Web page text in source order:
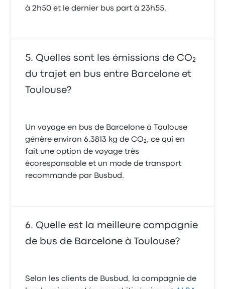
à 2h50 et le dernier bus part à 23h55.
Quelles sont les émissions de CO₂
du trajet en bus entre Barcelone et
Toulouse?
Un voyage en bus de Barcelone à Toulouse
génère environ 6.3813 kg de CO₂, ce qui en
fait une option de voyage très
écoresponsable et un mode de transport
recommandé par Busbud.
Quelle est la meilleure compagnie
de bus de Barcelone à Toulouse?
Selon les clients de Busbud, la compagnie de